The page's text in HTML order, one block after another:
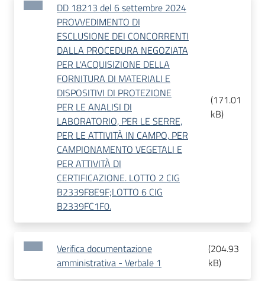
DD 18213 del 6 settembre 2024
PROVVEDIMENTO DI
ESCLUSIONE DEI CONCORRENTI
DALLA PROCEDURA NEGOZIATA
PER L'ACQUISIZIONE DELLA
FORNITURA DI MATERIALI E
DISPOSITIVI DI PROTEZIONE
PER LE ANALISI DI
LABORATORIO, PER LE SERRE,
PER LE ATTIVITÀ IN CAMPO, PER
CAMPIONAMENTO VEGETALI E
PER ATTIVITÀ DI
CERTIFICAZIONE. LOTTO 2 CIG
B2339F8E9F;LOTTO 6 CIG
B2339FC1F0.
(171.01
kB)
Verifica documentazione
amministrativa - Verbale 1
(204.93
kB)